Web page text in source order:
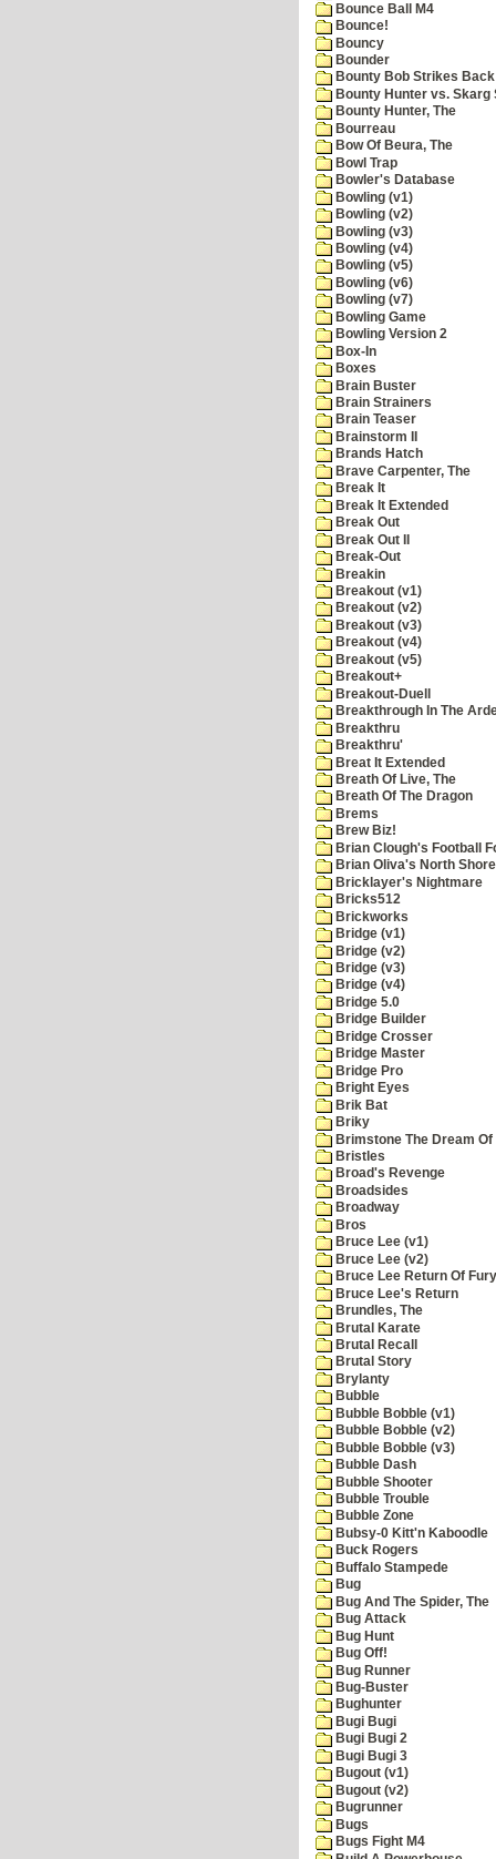
Bounce Ball M4
Bounce!
Bouncy
Bounder
Bounty Bob Strikes
Bounty Hunter vs. Skarg
Bounty Hunter, The
Bourreau
Bow Of Beura, The
Bowl Trap
Bowler's Database
Bowling (v1)
Bowling (v2)
Bowling (v3)
Bowling (v4)
Bowling (v5)
Bowling (v6)
Bowling (v7)
Bowling Game
Bowling Version 2
Box-In
Boxes
Brain Buster
Brain Strainers
Brain Teaser
Brainstorm II
Brands Hatch
Brave Carpenter, The
Break It
Break It Extended
Break Out
Break Out II
Break-Out
Breakin
Breakout (v1)
Breakout (v2)
Breakout (v3)
Breakout (v4)
Breakout (v5)
Breakout+
Breakout-Duell
Breakthrough In The
Breakthru
Breakthru'
Breat It Extended
Breath Of Live, The
Breath Of The Dragon
Brems
Brew Biz!
Brian Clough's Football
Brian Oliva's North
Bricklayer's Nightmare
Bricks512
Brickworks
Bridge (v1)
Bridge (v2)
Bridge (v3)
Bridge (v4)
Bridge 5.0
Bridge Builder
Bridge Crosser
Bridge Master
Bridge Pro
Bright Eyes
Brik Bat
Briky
Brimstone The Dream Of
Bristles
Broad's Revenge
Broadsides
Broadway
Bros
Bruce Lee (v1)
Bruce Lee (v2)
Bruce Lee Return Of Fury
Bruce Lee's Return
Brundles, The
Brutal Karate
Brutal Recall
Brutal Story
Brylanty
Bubble
Bubble Bobble (v1)
Bubble Bobble (v2)
Bubble Bobble (v3)
Bubble Dash
Bubble Shooter
Bubble Trouble
Bubble Zone
Bubsy-0 Kitt'n Kaboodle
Buck Rogers
Buffalo Stampede
Bug
Bug And The Spider, The
Bug Attack
Bug Hunt
Bug Off!
Bug Runner
Bug-Buster
Bughunter
Bugi Bugi
Bugi Bugi 2
Bugi Bugi 3
Bugout (v1)
Bugout (v2)
Bugrunner
Bugs
Bugs Fight M4